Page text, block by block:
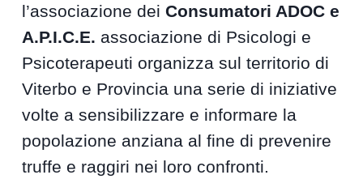
l’associazione deiConsumatori ADOC e
A.P.I.C.E. associazione di Psicologi e
Psicoterapeuti organizza sul territorio di
Viterbo e Provincia una serie di iniziative
volte a sensibilizzare e informare la
popolazione anziana al fine di prevenire
truffe e raggiri nei loro confronti.